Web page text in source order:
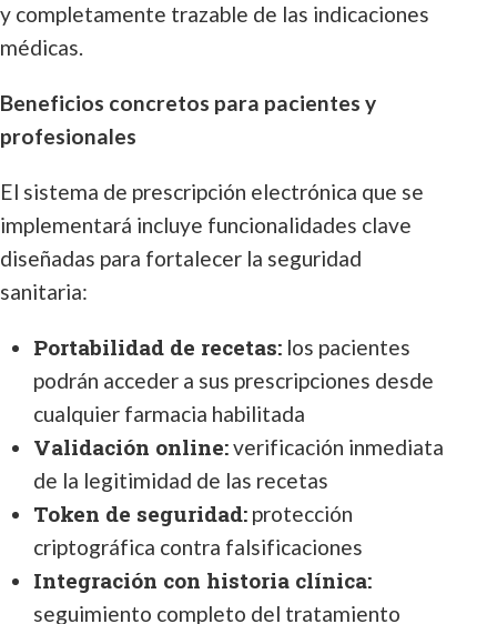
y completamente trazable de las indicaciones
médicas.
Beneficios concretos para pacientes y
profesionales
El sistema de prescripción electrónica que se
implementará incluye funcionalidades clave
diseñadas para fortalecer la seguridad
sanitaria:
Portabilidad de recetas: los pacientes
podrán acceder a sus prescripciones desde
cualquier farmacia habilitada
Validación online:verificación inmediata
de la legitimidad de las recetas
Token de seguridad: protección
criptográfica contra falsificaciones
Integración con historia clínica:
seguimiento completo del tratamiento